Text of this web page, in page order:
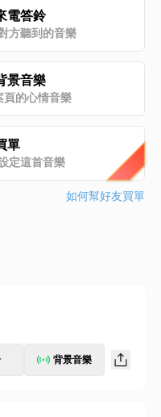
電答鈴
方聽到的音樂
景音樂
頁的心情音樂
單
定這首音樂
如何幫好友買單
背景音樂